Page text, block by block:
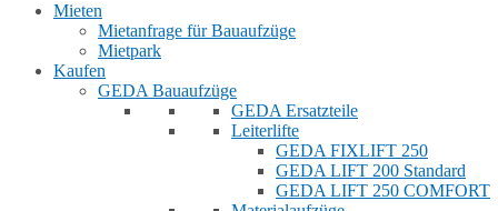
Mieten
Mietanfrage für Bauaufzüge
Mietpark
Kaufen
GEDA Bauaufzüge
GEDA Ersatzteile
Leiterlifte
GEDA FIXLIFT 250
GEDA LIFT 200 Standard
GEDA LIFT 250 COMFORT